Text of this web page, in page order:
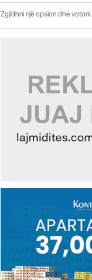
Zgjidhni një opsion dhe votoni.